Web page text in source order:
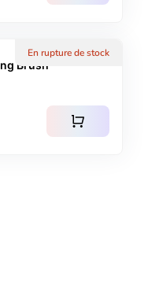
En rupture de stock
Brush
shopping_cart